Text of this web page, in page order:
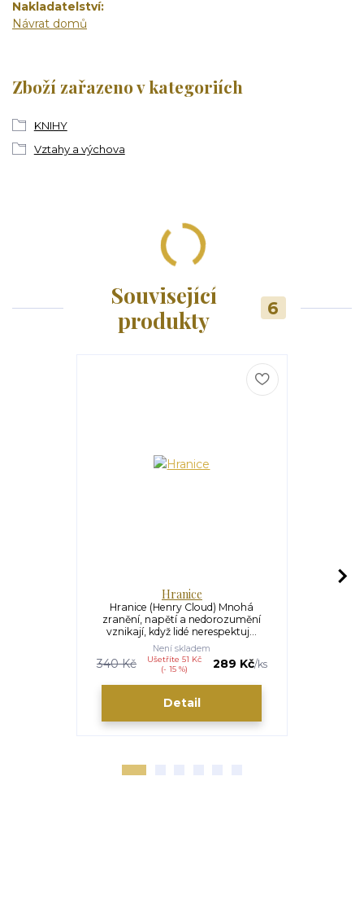
Nakladatelství
Návrat domů
Zboží zařazeno v kategoriích
KNIHY
Vztahy a výchova
Související
produkty
6
Hranice
Hranice (Henry Cloud) Mnohá
zranění, napětí a nedorozumění
vznikají, když lidé nerespektuj...
340 Kč
Ušetříte 51 Kč
(- 15 %)
289 Kč/ks
Není skladem
Detail